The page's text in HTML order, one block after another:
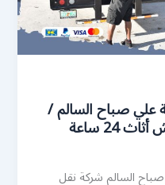
صباح السالم /
السالم شركة نقل